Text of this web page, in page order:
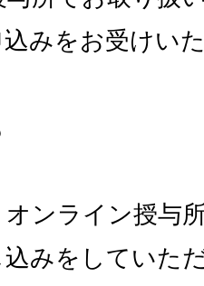
みをお受けい
オンライン授与
みをしていた